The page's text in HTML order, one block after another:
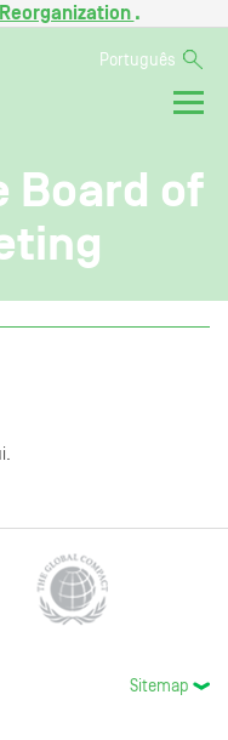
.
Português
Board of
Sitemap